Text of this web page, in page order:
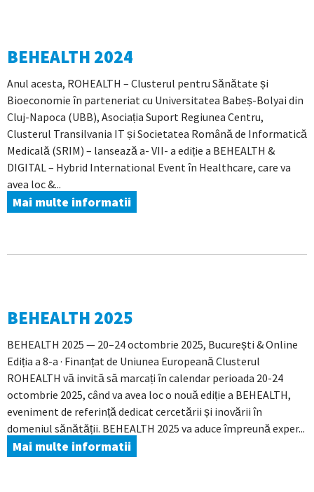
BEHEALTH 2024
Anul acesta, ROHEALTH – Clusterul pentru Sănătate și
Bioeconomie în parteneriat cu Universitatea Babeș-Bolyai din
Cluj-Napoca (UBB), Asociația Suport Regiunea Centru,
Clusterul Transilvania IT și Societatea Română de Informatică
Medicală (SRIM) – lansează a- VII- a ediție a BEHEALTH &
DIGITAL – Hybrid International Event în Healthcare, care va
avea loc &...
Mai multe informatii
BEHEALTH 2025
BEHEALTH 2025 — 20–24 octombrie 2025, București & Online
Ediția a 8-a · Finanțat de Uniunea Europeană Clusterul
ROHEALTH vă invită să marcați în calendar perioada 20-24
octombrie 2025, când va avea loc o nouă ediție a BEHEALTH,
eveniment de referință dedicat cercetării și inovării în
domeniul sănătății. BEHEALTH 2025 va aduce împreună exper...
Mai multe informatii